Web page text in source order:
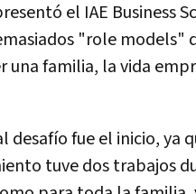
el IAE Business
"role models"
una familia, la vida
fue el inicio, ya
tuve dos trabajos